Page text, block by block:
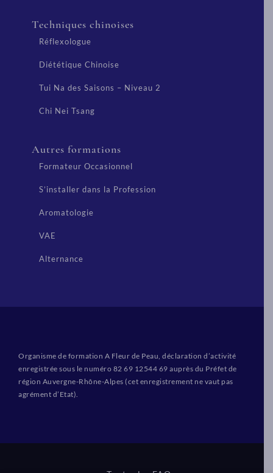
Techniques chinoises
Réflexologue
Diététique Chinoise
Tui Na des Saisons – Niveau 2
Chi Nei Tsang
Autres formations
Formateur Occasionnel
S’installer dans la Profession
Aromatologie
VAE
Alternance
Organisme de formation A Fleur de Peau, déclaration d’activité
enregistrée sous le numéro 82 69 12544 69 auprès du Préfet de
région Auvergne-Rhône-Alpes (cet enregistrement ne vaut pas
agrément d’Etat).